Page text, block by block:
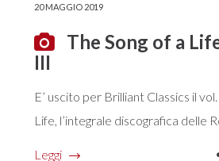
20 MAGGIO 2019
The Song of a
III
E’ uscito per Brilliant Classics il
Life, l’integrale discografica delle
Leggi